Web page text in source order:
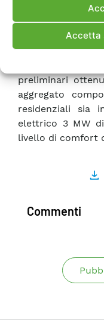
Accetta
considerando le
negli istanti
incertezze.
Vengono infine
preliminari
aggregato
residenziali sia
elettrico 3 MW
livello di comfort
Commenti